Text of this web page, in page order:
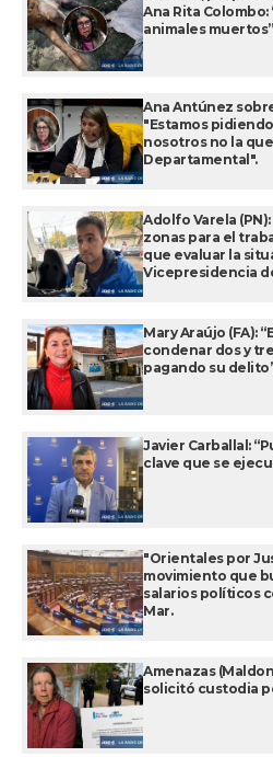
Ana Rita
animales
Ana Antúnez
"Estamos
nosotros no la
Departamental".
Adolfo Varela
zonas para el
que evaluar la
Vicepresidencia
Mary Araújo (FA):
condenar dos y
pagando su
Javier Carballal:
clave que se
"Orientales por
movimiento que
salarios políticos
Mar.
Amenazas
solicitó custodia